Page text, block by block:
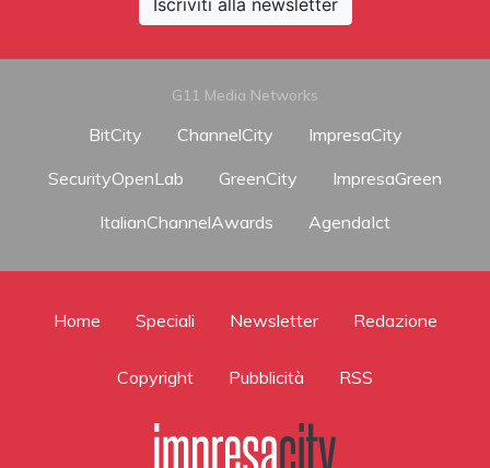
G11 Media Networks
BitCity ChannelCity
ImpresaCity
SecurityOpenLab
GreenCity
ImpresaGreen
ItalianChannelAwards
AgendaIct
Home Speciali Newsletter Redazione
Copyright Pubblicità RSS